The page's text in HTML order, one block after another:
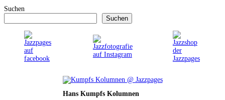
Suchen
Suchen
Hans Kumpfs Kolumnen